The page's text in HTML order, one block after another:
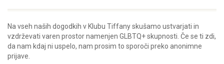
Na vseh naših dogodkih v Klubu Tiffany skušamo ustvarjati in
vzdrževati varen prostor namenjen GLBTQ+ skupnosti. Če se ti zdi,
da nam kdaj ni uspelo, nam prosim to sporoči preko anonimne
prijave.